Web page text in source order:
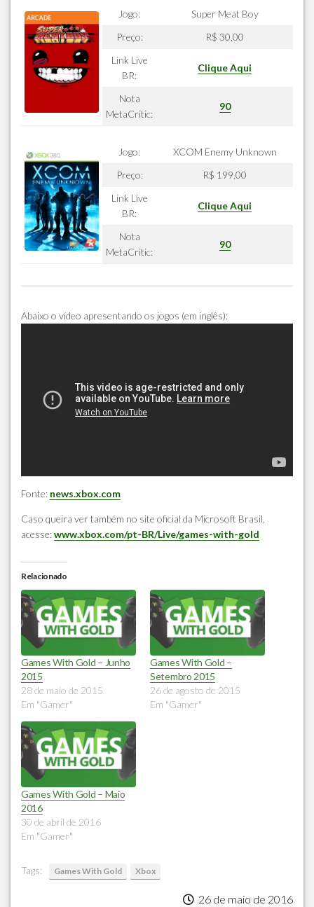
Jogo:
Super Meat Boy
Preço:
R$ 30,00
Link Live
BR:
Clique Aqui
Nota
MetaCritic:
90
Jogo:
XCOM Enemy Unknown
Preço:
R$ 199,00
Link Live
BR:
Clique Aqui
Nota
MetaCritic:
90
Abaixo o vídeo apresentando os jogos (em inglês):
Fonte: news.xbox.com
Caso queira ver também no site oficial da Microsoft Brasil,
acesse:www.xbox.com/pt-BR/Live/games-with-gold
Relacionado
Games With Gold – Junho
2015
28 de maio de 2015
Em "Gamer"
Games With Gold –
Setembro 2015
26 de agosto de 2015
Em "Gamer"
Games With Gold – Maio
2016
30 de abril de 2016
Em "Gamer"
Tags: Games With Gold Xbox
26 de maio de 2016